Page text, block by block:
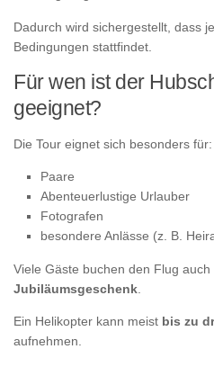
Dadurch wird sichergestellt, dass
Bedingungen stattfindet.
Für wen ist der
geeignet?
Die Tour eignet sich besonders für:
Paare
Abenteuerlustige Urlauber
Fotografen
besondere Anlässe (z. B.
Viele Gäste buchen den Flug auch
Jubiläumsgeschenk
Ein Helikopter kann meist bis zu
aufnehmen.